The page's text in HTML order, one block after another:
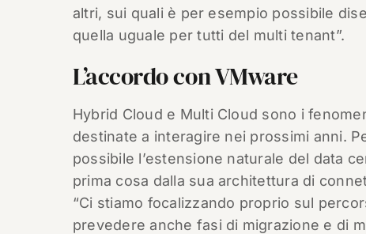
altri, sui quali è per esempio possibile
quella uguale per tutti del multi tenant”.
L’accordo con VMware
Hybrid Cloud e Multi Cloud sono i
destinate a interagire nei prossimi anni.
possibile l’estensione naturale del data
prima cosa dalla sua architettura di
“Ci stiamo focalizzando proprio sul
prevedere anche fasi di migrazione e di